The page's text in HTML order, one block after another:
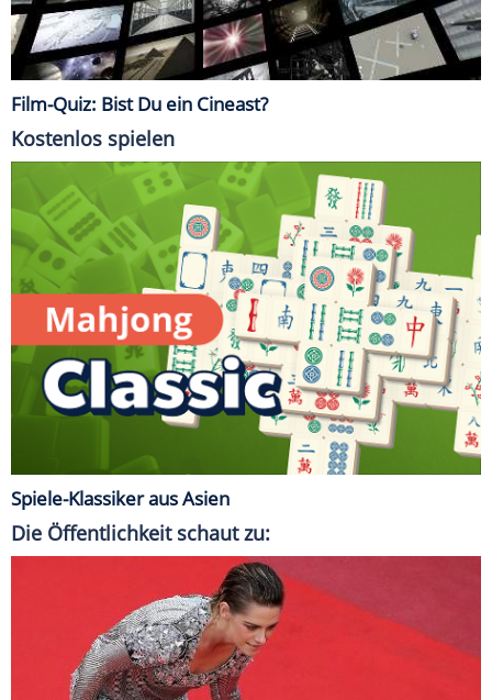
Film-Quiz: Bist Du ein Cineast?
Kostenlos spielen
Spiele-Klassiker aus Asien
Die Öffentlichkeit schaut zu: